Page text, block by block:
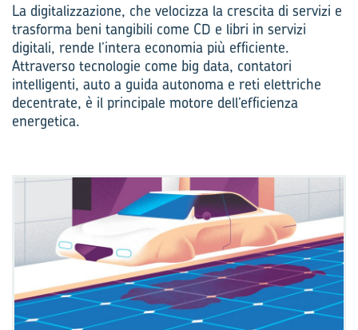
La digitalizzazione, che velocizza la crescita di servizi e
trasforma beni tangibili come CD e libri in servizi
digitali, rende l’intera economia più efficiente.
Attraverso tecnologie come big data, contatori
intelligenti, auto a guida autonoma e reti elettriche
decentrate, è il principale motore dell’efficienza
energetica.